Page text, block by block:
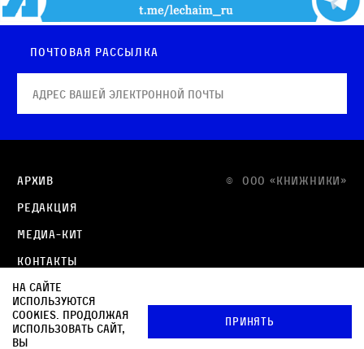
Почтовая рассылка
© OOO «КНИЖНИКИ»
Архив
Редакция
Медиа-кит
Контакты
Политика в отношении обработки персональных
данных
Политика обработки файлов cookie
На сайте
используются
cookies. Продолжая
использовать сайт,
вы
Принять